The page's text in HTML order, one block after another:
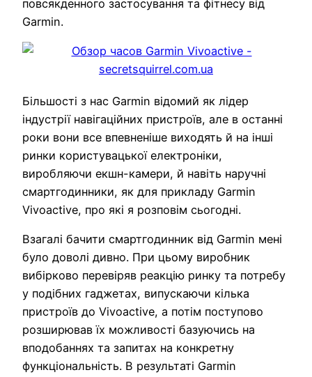
повсякденного застосування та фітнесу від
Garmin.
Більшості з нас Garmin відомий як лідер
індустрії навігаційних пристроїв, але в останні
роки вони все впевненіше виходять й на інші
ринки користувацької електроніки,
виробляючи екшн-камери, й навіть наручні
смартгодинники, як для прикладу Garmin
Vivoactive, про які я розповім сьогодні.
Взагалі бачити смартгодинник від Garmin мені
було доволі дивно. При цьому виробник
вибірково перевіряв реакцію ринку та потребу
у подібних гаджетах, випускаючи кілька
пристроїв до Vivoactive, а потім поступово
розширював їх можливості базуючись на
вподобаннях та запитах на конкретну
функціональність. В результаті Garmin